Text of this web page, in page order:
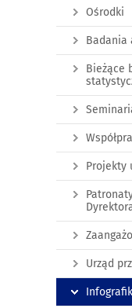
Ośrodki
Badania
Bieżące
Projekty
Urząd